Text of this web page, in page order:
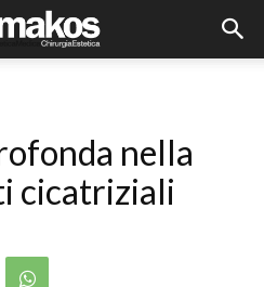
nella
cicatriziali